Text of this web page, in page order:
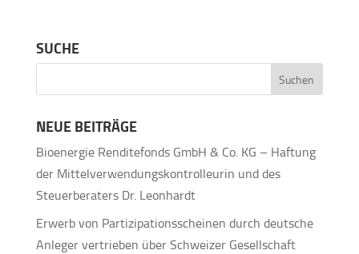
SUCHE
NEUE BEITRÄGE
Bioenergie Renditefonds GmbH & Co. KG – Haftung
der Mittelverwendungskontrolleurin und des
Steuerberaters Dr. Leonhardt
Erwerb von Partizipationsscheinen durch deutsche
Anleger vertrieben über Schweizer Gesellschaft